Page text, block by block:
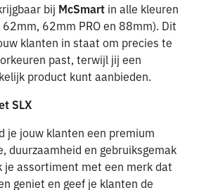
bij McSmart in alle kleuren
62mm PRO en 88mm). Dit
klanten in staat om precies te
past, terwijl jij een
product kunt aanbieden.
SLX
je jouw klanten een premium
duurzaamheid en gebruiksgemak
je assortiment met een merk dat
geniet en geef je klanten de